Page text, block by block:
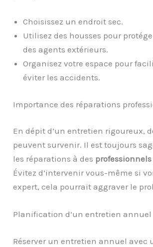
Choisissez un endroit sec.
Utilisez des housses pour
des agents extérieurs.
Organisez votre espace pour
éviter les accidents.
Importance des réparations
En dépit d’un entretien rigoureux,
peuvent survenir. Il est toujours
les réparations à des
Évitez d’intervenir vous-même si
expert, cela pourrait aggraver le
Planification d’un entretien annuel
Réserver un entretien annuel avec